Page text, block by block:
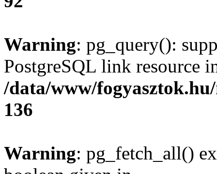
Warning: pg_query():
PostgreSQL link resource
/data/www/
136
Warning: pg_fetch_all()